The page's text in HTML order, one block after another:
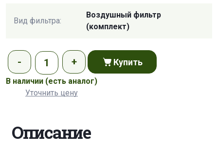
Вид фильтра:
Воздушный фильтр
(комплект)
Купить
В наличии (есть аналог)
Уточнить цену
Описание